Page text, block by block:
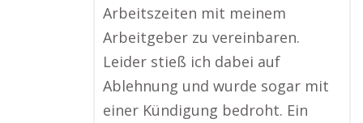
Arbeitszeiten mit meinem
Arbeitgeber zu vereinbaren.
Leider stieß ich dabei auf
Ablehnung und wurde sogar mit
einer Kündigung bedroht. Ein